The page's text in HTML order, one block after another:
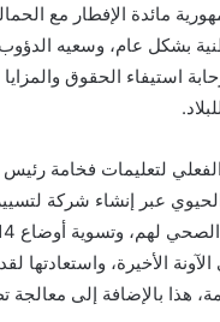
مائدة الإفطار مع
بشكل عام، وسعيه
استيفاء الحقوق والمزايا
الفعلي لتعليمات فخامة
الأخيرة، واستعادتها
هذا بالإضافة إلى